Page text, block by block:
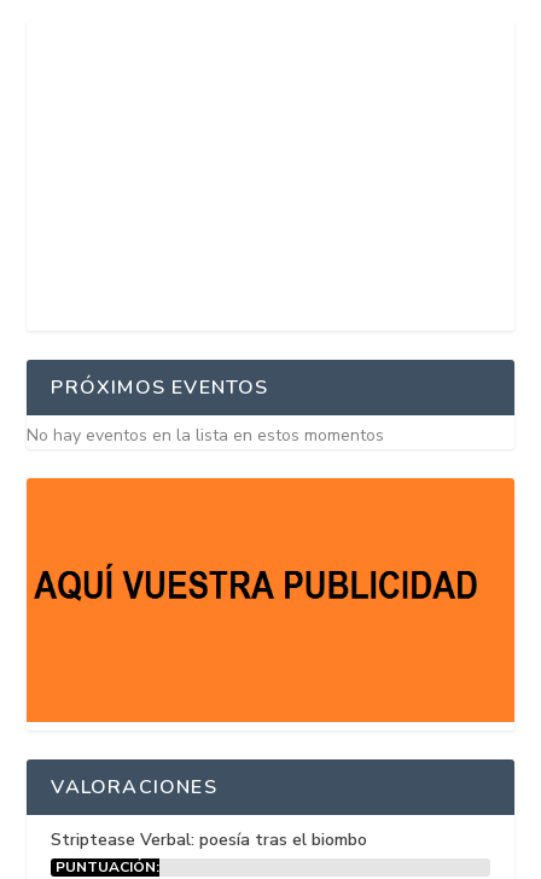
PRÓXIMOS EVENTOS
No hay eventos en la lista en estos momentos
VALORACIONES
Striptease Verbal: poesía tras el biombo
PUNTUACIÓN: